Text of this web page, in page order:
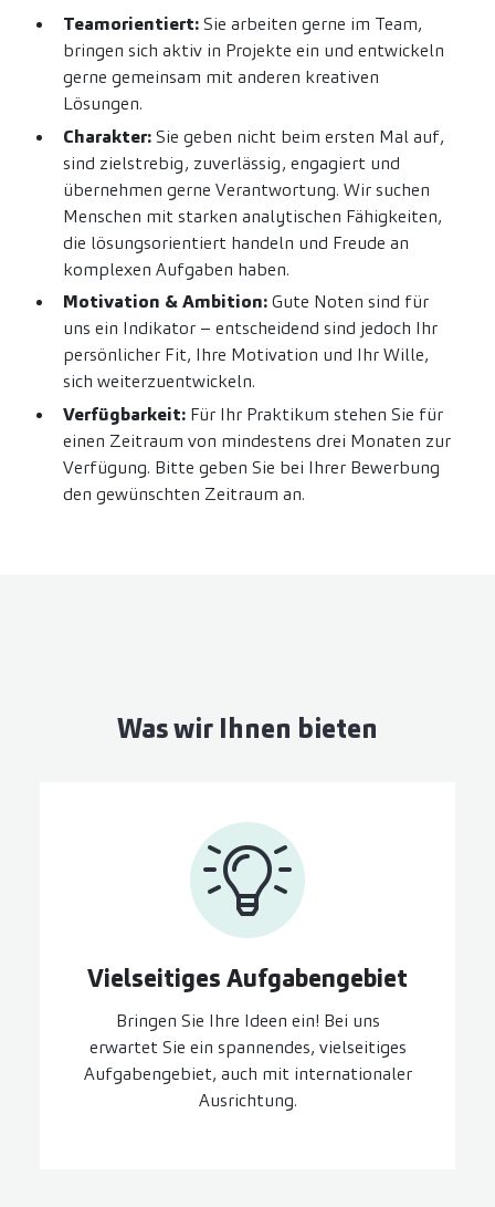
Teamorientiert:Sie arbeiten gerne im Team,
bringen sich aktiv in Projekte ein und entwickeln
gerne gemeinsam mit anderen kreativen
Lösungen.
Charakter:Sie geben nicht beim ersten Mal auf,
sind zielstrebig, zuverlässig, engagiert und
übernehmen gerne Verantwortung. Wir suchen
Menschen mit starken analytischen Fähigkeiten,
die lösungsorientiert handeln und Freude an
komplexen Aufgaben haben.
Motivation & Ambition:Gute Noten sind für
uns ein Indikator – entscheidend sind jedoch Ihr
persönlicher Fit, Ihre Motivation und Ihr Wille,
sich weiterzuentwickeln.
Verfügbarkeit:Für Ihr Praktikum stehen Sie für
einen Zeitraum von mindestens drei Monaten zur
Verfügung. Bitte geben Sie bei Ihrer Bewerbung
den gewünschten Zeitraum an.
Was wir Ihnen bieten
Vielseitiges Aufgaben­gebiet
Bringen Sie Ihre Ideen ein! Bei uns
erwartet Sie ein spannendes, vielseitiges
Aufgabengebiet, auch mit internationaler
Ausrichtung.